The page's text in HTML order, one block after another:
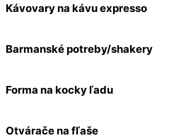
Kávovary na kávu expresso
Barmanské potreby/shakery
Forma na kocky ľadu
Otvárače na fľaše